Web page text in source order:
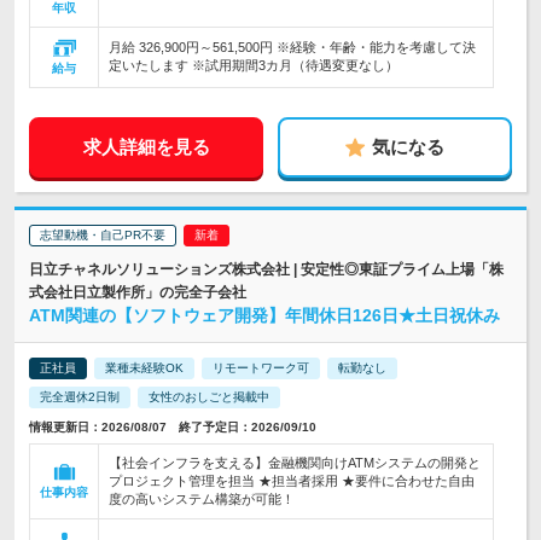
年収
給与
月給 326,900円～561,500円 ※経験・年齢・能力を考慮して決
定いたします ※試用期間3カ月（待遇変更なし）
求人詳細を見る 気になる
志望動機・自己PR不要
日立チャネルソリューションズ株式会社 | 安定性◎東証プライム上場「株
式会社日立製作所」の完全子会社
ATM関連の【ソフトウェア開発】年間休日126日★土日祝休み
正社員 業種未経験OK リモートワーク可 転勤なし
完全週休2日制 女性のおしごと掲載中
情報更新日：2026/08/07 終了予定日：2026/09/10
仕事内容
【社会インフラを支える】金融機関向けATMシステムの開発と
プロジェクト管理を担当 ★担当者採用 ★要件に合わせた自由
度の高いシステム構築が可能！